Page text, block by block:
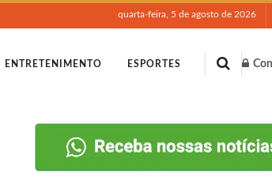
quarta-feira, 5 de agosto de 2026
ENTRETENIMENTO ESPORTES